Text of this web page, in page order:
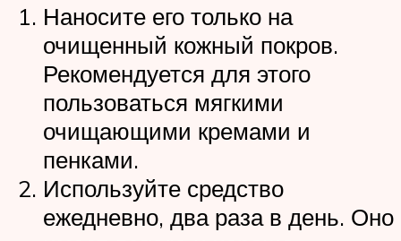
Наносите его только на
очищенный кожный покров.
Рекомендуется для этого
пользоваться мягкими
очищающими кремами и
пенками.
Используйте средство
ежедневно, два раза в день. Оно